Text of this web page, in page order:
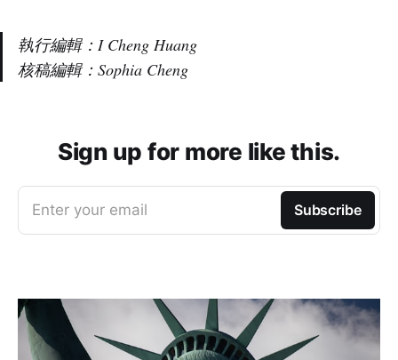
執行編輯：I Cheng Huang
核稿編輯：Sophia Cheng
Sign up for more like this.
Enter your email Subscribe